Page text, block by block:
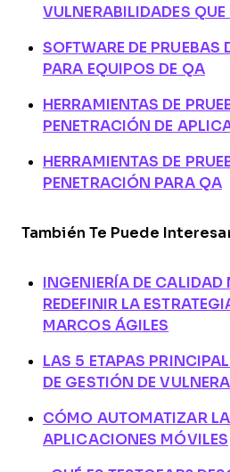
VULNERABILIDADES
SOFTWARE DE PRUEBAS
PARA EQUIPOS DE QA
HERRAMIENTAS DE
PENETRACIÓN DE
HERRAMIENTAS DE
PENETRACIÓN PARA QA
También Te Puede
INGENIERÍA DE
REDEFINIR LA
MARCOS ÁGILES
LAS 5 ETAPAS
DE GESTIÓN DE
CÓMO AUTOMATIZAR
APLICACIONES MÓVILES